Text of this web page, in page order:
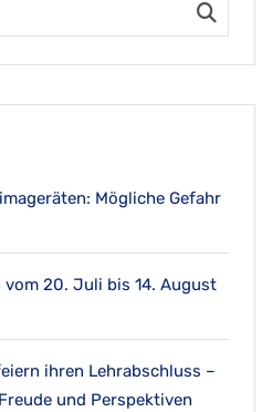
Mögliche Gefahr
20. Juli bis 14. August
ihren Lehrabschluss –
und Perspektiven